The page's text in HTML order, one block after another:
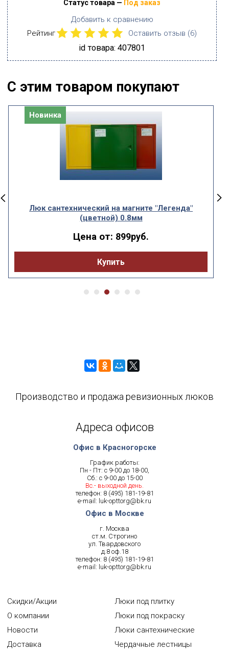
Статус товара — Под заказ
Добавить к сравнению
Рейтинг
Оставить отзыв (6)
id товара: 407801
С этим товаром покупают
Новинка
Люк сантехнический на магните "Легенда"
(цветной) 0.8мм
Цена от: 899руб.
Купить
Производство и продажа ревизионных люков
Адреса офисов
Офис в Красногорске
График работы:
Пн - Пт: с 9-00 до 18-00,
Сб.: с 9-00 до 15-00
Вс.- выходной день.
телефон: 8 (495) 181-19-81
e-mail: luk-opttorg@bk.ru
Офис в Москве
г. Москва
ст.м. Строгино
ул. Твардовского
д.8 оф.18
телефон: 8 (495) 181-19-81
e-mail: luk-opttorg@bk.ru
Скидки/Акции
О компании
Новости
Доставка
Люки под плитку
Люки под покраску
Люки сантехнические
Чердачные лестницы